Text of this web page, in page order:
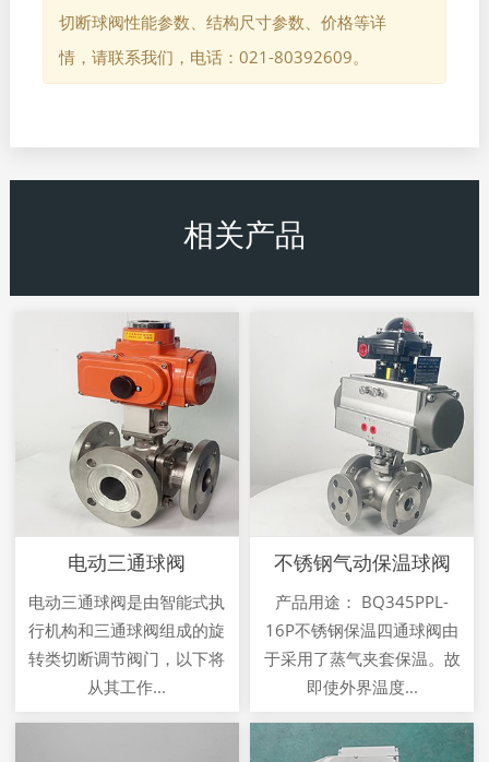
切断球阀性能参数、结构尺寸参数、价格等详
情，请联系我们，电话：021-80392609。
相关产品
电动三通球阀
电动三通球阀是由智能式执
行机构和三通球阀组成的旋
转类切断调节阀门，以下将
从其工作...
不锈钢气动保温球阀
产品用途： BQ345PPL-
16P不锈钢保温四通球阀由
于采用了蒸气夹套保温。故
即使外界温度...